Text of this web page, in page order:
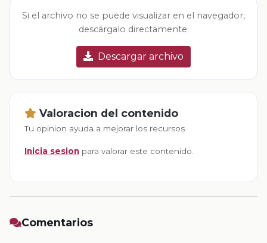
Si el archivo no se puede visualizar en el navegador,
descárgalo directamente:
Descargar archivo
Valoracion del contenido
Tu opinion ayuda a mejorar los recursos
Inicia sesion para valorar este contenido.
Comentarios